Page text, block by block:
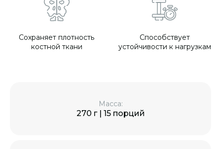
Сохраняет плотность
костной ткани
Способствует
устойчивости к нагрузкам
Масса:
270 г | 15 порций